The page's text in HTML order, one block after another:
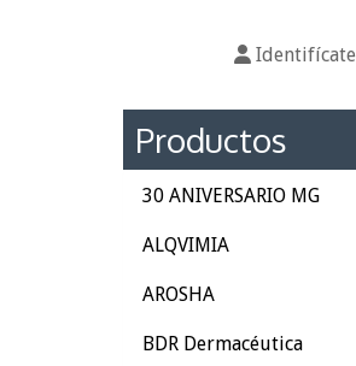
Identifícate
Productos
30 ANIVERSARIO MG
ALQVIMIA
AROSHA
BDR Dermacéutica